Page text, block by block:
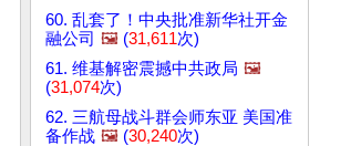
60. 乱套了！中央批准新华社开金
融公司 🖼️ (31,611次)
61. 维基解密震撼中共政局 🖼️
(31,074次)
62. 三航母战斗群会师东亚 美国准
备作战 🖼️ (30,240次)